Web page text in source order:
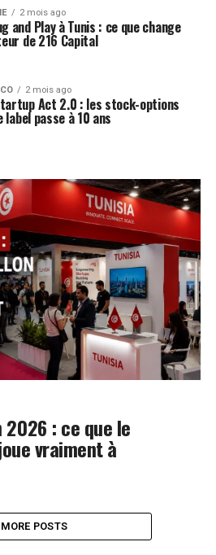
2 mois ago
and Play à Tunis : ce que change
de 216 Capital
2 mois ago
Act 2.0 : les stock-options
passe à 10 ans
2026 : ce que le
vraiment à
MORE POSTS